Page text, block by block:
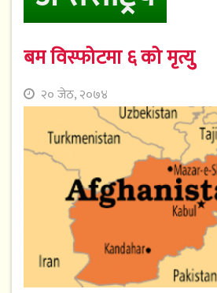
बम विस्फोटमा ६ को मृत्युु
२० जेठ, २०७४